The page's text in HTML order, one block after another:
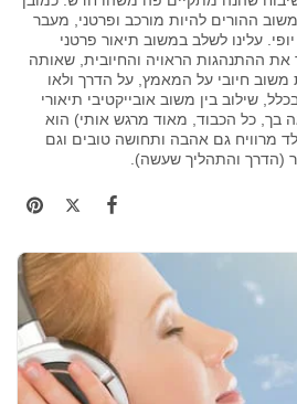
ההורים להיות מורכב ופרטני, מעבר
עלינו לשלב במשוב תיאור פרטני
את ההתנהגות הראויה והחיובית, שאותה
משוב חיובי על המאמץ, על הדרך ולאו
שילוב בין משוב אובייקטיבי תיאורי
בך, כל הכבוד, מאוד מרגש אותי) הוא
מרוויח גם אהבה ותחושה טובים וגם
(הדרך והתהליך שעשה).